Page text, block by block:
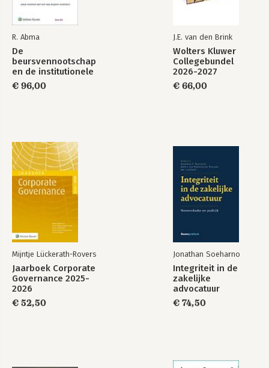
R. Abma
De
beursvennootschap
en de institutionele
belegger: naar een
nieuwe balans
€ 96,00
J.E. van den Brink
Wolters Kluwer
Collegebundel
2026-2027
€ 66,00
Mijntje Lückerath-Rovers
Jaarboek Corporate
Governance 2025-
2026
€ 52,50
Jonathan Soeharno
Integriteit in de
zakelijke
advocatuur
€ 74,50